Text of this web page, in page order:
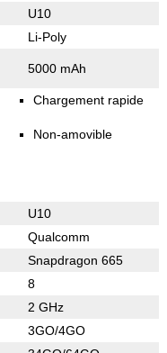
U10
Li-Poly
5000 mAh
Chargement rapide
Non-amovible
U10
Qualcomm
Snapdragon 665
8
2 GHz
3GO/4GO